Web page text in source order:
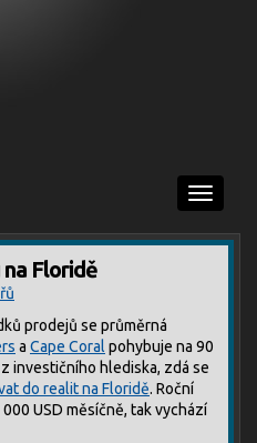
Menu
Floridě
prodejů se průměrná
a Cape Coral pohybuje na 90
investičního hlediska, zdá se
do realit na Floridě. Roční
USD měsíčně, tak vychází